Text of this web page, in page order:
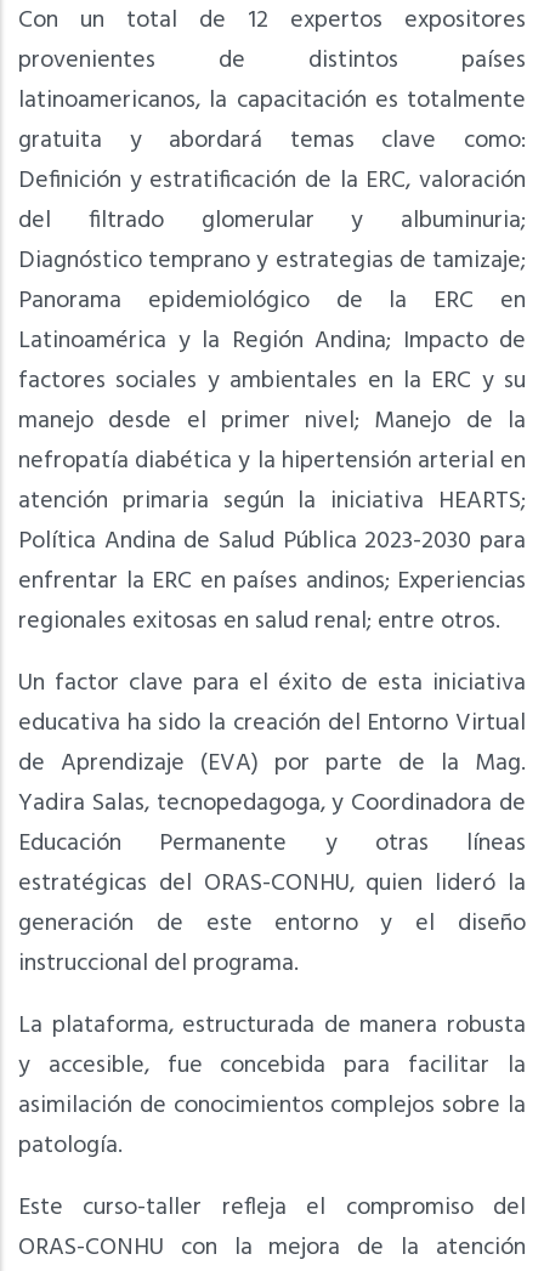
Con un total de 12 expertos expositores
provenientes de distintos países
latinoamericanos, la capacitación es totalmente
gratuita y abordará temas clave como:
Definición y estratificación de la ERC, valoración
del filtrado glomerular y albuminuria;
Diagnóstico temprano y estrategias de tamizaje;
Panorama epidemiológico de la ERC en
Latinoamérica y la Región Andina; Impacto de
factores sociales y ambientales en la ERC y su
manejo desde el primer nivel; Manejo de la
nefropatía diabética y la hipertensión arterial en
atención primaria según la iniciativa HEARTS;
Política Andina de Salud Pública 2023-2030 para
enfrentar la ERC en países andinos; Experiencias
regionales exitosas en salud renal; entre otros.
Un factor clave para el éxito de esta iniciativa
educativa ha sido la creación del Entorno Virtual
de Aprendizaje (EVA) por parte de la Mag.
Yadira Salas, tecnopedagoga, y Coordinadora de
Educación Permanente y otras líneas
estratégicas del ORAS-CONHU, quien lideró la
generación de este entorno y el diseño
instruccional del programa.
La plataforma, estructurada de manera robusta
y accesible, fue concebida para facilitar la
asimilación de conocimientos complejos sobre la
patología.
Este curso-taller refleja el compromiso del
ORAS-CONHU con la mejora de la atención